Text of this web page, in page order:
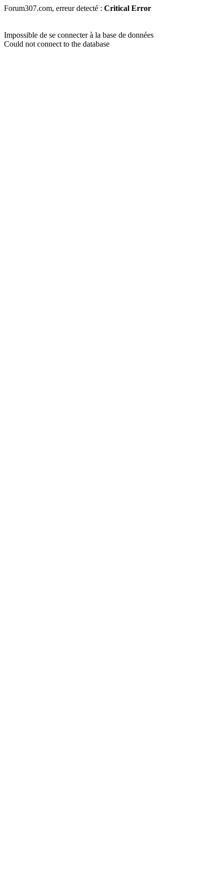
Forum307.com, erreur detecté : Critical Error
Impossible de se connecter à la base de données
Could not connect to the database